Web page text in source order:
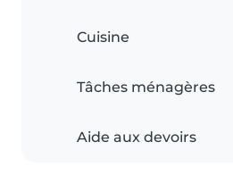
Cuisine
Tâches ménagères
Aide aux devoirs